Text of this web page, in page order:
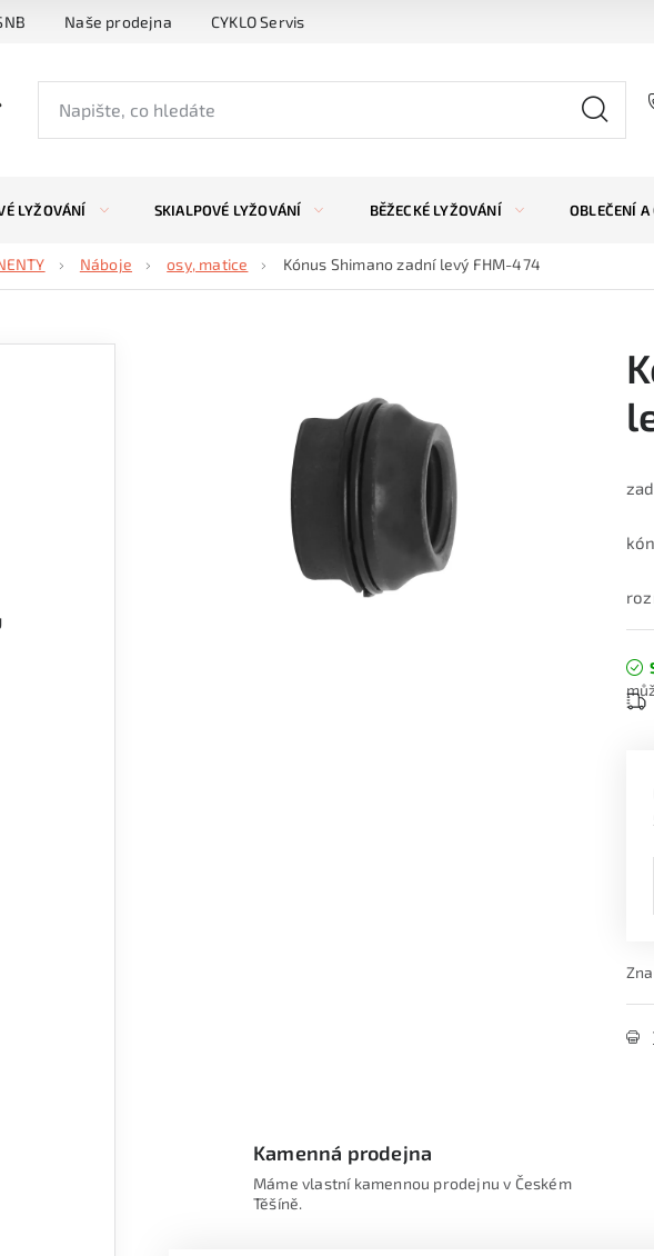
Naše prodejna CYKLO Servis
LYŽOVÁNÍ SKIALPOVÉ LYŽOVÁNÍ BĚŽECKÉ LYŽOVÁNÍ OBLEČENÍ A
Náboje osy, matice Kónus Shimano zadní levý FHM-474
Kamenná prodejna
Máme vlastní kamennou prodejnu v Českém
Těšíně.